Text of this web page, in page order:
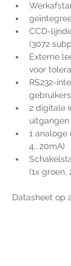
CCD-
(3072
Externe
voor
RS232-
2 digitale
uitgangen
1 analoge
4...20mA)
(1x groen,
Datasheet op